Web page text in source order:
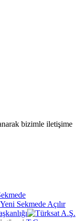
bizimle iletişime
Yeni Sekmede Açılır